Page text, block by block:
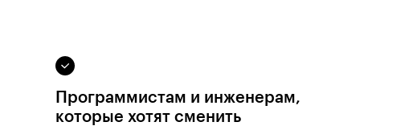
Программистам и инженерам,
которые хотят сменить